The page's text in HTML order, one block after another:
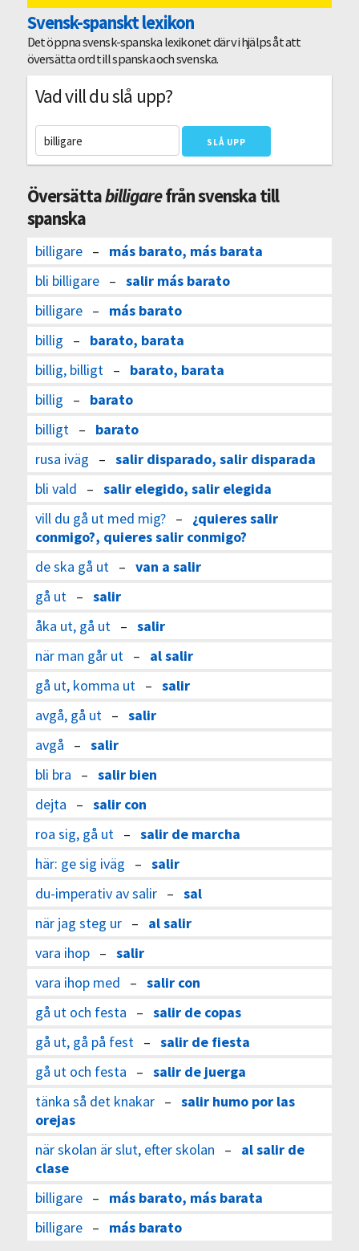
Svensk-spanskt lexikon
Det öppna svensk-spanska lexikonet där vi hjälps åt att
översätta ord till spanska och svenska.
Vad vill du slå upp?
Översättabilligarefrån svenska till
spanska
billigare– más barato, más barata
bli billigare– salir más barato
billigare– más barato
billig – barato, barata
billig, billigt – barato, barata
billig – barato
billigt – barato
rusa iväg – salir disparado, salir disparada
bli vald – salir elegido, salir elegida
vill du gå ut med mig?– ¿quieres salir
conmigo?, quieres salir conmigo?
de ska gå ut – van a salir
gå ut – salir
åka ut, gå ut – salir
när man går ut – al salir
gå ut, komma ut – salir
avgå, gå ut – salir
avgå – salir
bli bra – salir bien
dejta – salir con
roa sig, gå ut – salir de marcha
här: ge sig iväg – salir
du-imperativ av salir– sal
när jag steg ur– al salir
vara ihop– salir
vara ihop med – salir con
gå ut och festa – salir de copas
gå ut, gå på fest – salir de fiesta
gå ut och festa – salir de juerga
tänka så det knakar– salir humo por las
orejas
när skolan är slut, efter skolan – al salir de
clase
billigare– más barato, más barata
billigare– más barato